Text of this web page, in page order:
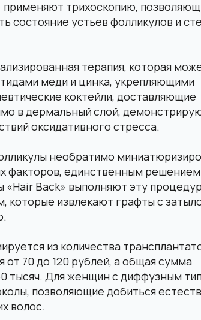
применяют трихоскопию,
состояние устьев фолликулов и
терапия, которая
меди и цинка, укрепляющими
коктейли, доставляющие
в дермальный слой,
оксидативного стресса.
необратимо
факторов, единственным решением
Back» выполняют эту
которые извлекают графты с
из количества
70 до 120 рублей, а общая сумма
тысяч. Для женщин с диффузным
позволяющие добиться
волос.